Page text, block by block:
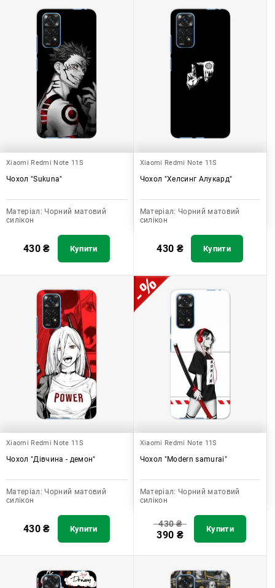
Xiaomi Redmi Note 11S
Чохол "Sukuna"
Матеріал: Чорний матовий
силікон
430₴ Купити
Xiaomi Redmi Note 11S
Чохол "Хелсинг Алукард"
Матеріал: Чорний матовий
силікон
430 ₴ Купити
Xiaomi Redmi Note 11S
Чохол "Дівчина - демон"
Матеріал: Чорний матовий
силікон
430₴ Купити
Xiaomi Redmi Note 11S
Чохол "Modern samurai"
Матеріал: Чорний матовий
силікон
430₴
390 ₴ Купити